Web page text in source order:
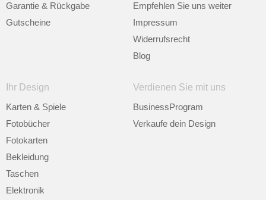
Garantie & Rückgabe
Gutscheine
Empfehlen Sie uns weiter
Impressum
Widerrufsrecht
Blog
Ihr Design
Karten & Spiele
Fotobücher
Fotokarten
Bekleidung
Taschen
Elektronik
Verdienen Sie mit uns
BusinessProgram
Verkaufe dein Design